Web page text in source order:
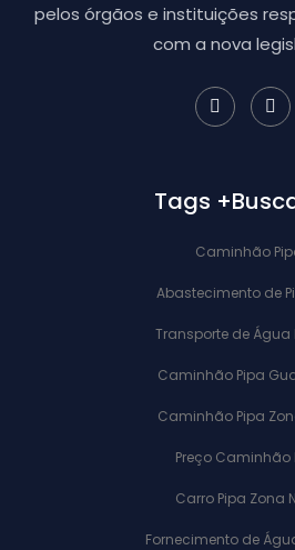
pelos órgãos e instituições
com a nova
Tags
Caminhão
Abastecimento de
Transporte de Água
Caminhão Pipa
Caminhão Pipa
Preço Caminhão
Carro Pipa Zona
Fornecimento de